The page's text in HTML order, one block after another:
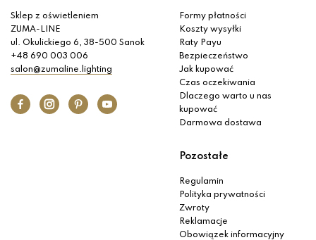
Sklep z oświetleniem
ZUMA-LINE
ul. Okulickiego 6, 38-500 Sanok
+48 690 003 006
salon@zumaline.lighting
Formy płatności
Koszty wysyłki
Raty Payu
Bezpieczeństwo
Jak kupować
Czas oczekiwania
Dlaczego warto u nas
kupować
Darmowa dostawa
Pozostałe
Regulamin
Polityka prywatności
Zwroty
Reklamacje
Obowiązek informacyjny